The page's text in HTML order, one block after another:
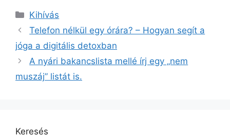
Kihívás
Telefon nélkül egy órára? – Hogyan segít a
jóga a digitális detoxban
A nyári bakancslista mellé írj egy „nem
muszáj” listát is.
Keresés